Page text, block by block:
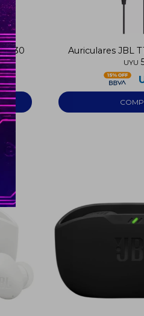
T530 Auriculares JBL
UYU